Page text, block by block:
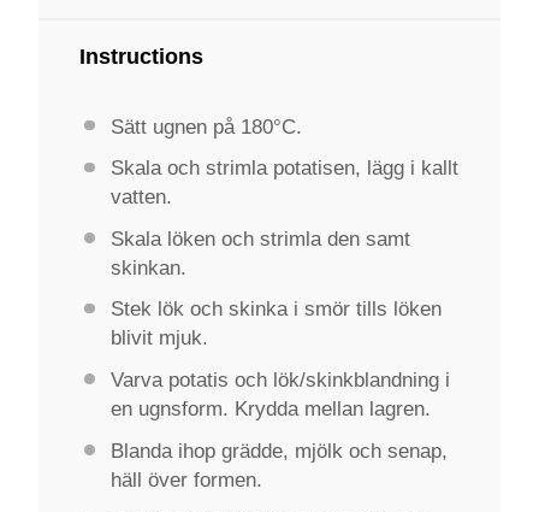
Instructions
Sätt ugnen på 180°C.
Skala och strimla potatisen, lägg i kallt
vatten.
Skala löken och strimla den samt
skinkan.
Stek lök och skinka i smör tills löken
blivit mjuk.
Varva potatis och lök/skinkblandning i
en ugnsform. Krydda mellan lagren.
Blanda ihop grädde, mjölk och senap,
häll över formen.